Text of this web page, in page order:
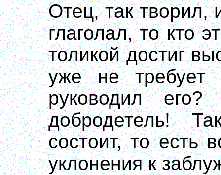
Отец, так
глаголал, то кто
толикой достиг
уже не требует
руководил
добродетель!
состоит, то есть
уклонения к